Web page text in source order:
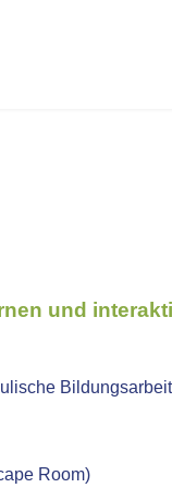
und
Bildungsarbeit
Room)